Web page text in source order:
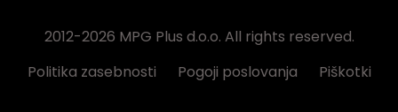
2012-2026 MPG Plus d.o.o. All rights reserved.
Politika zasebnosti
Pogoji poslovanja Piškotki